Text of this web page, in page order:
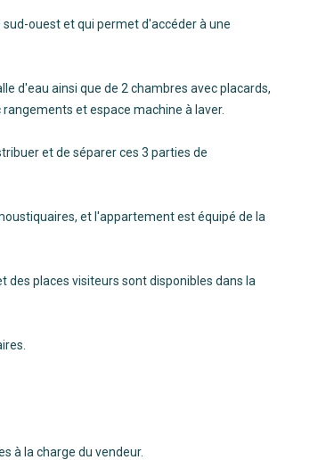
ouest et qui permet d'accéder à une
d'eau ainsi que de 2 chambres avec placards,
et espace machine à laver.
et de séparer ces 3 parties de
et l'appartement est équipé de la
des places visiteurs sont disponibles dans la
à la charge du vendeur.